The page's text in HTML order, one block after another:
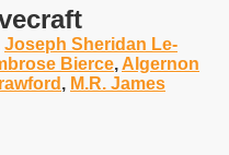
Joseph Sheridan Le-
Bierce, Algernon
, M.R. James